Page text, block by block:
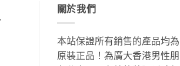
關於我們
本站保證所有銷售的產品均為
原裝正品！為廣大香港男性朋